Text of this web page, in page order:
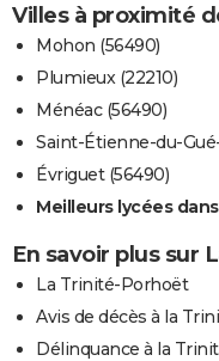
Villes à proximité
Mohon (56490)
Plumieux (22210)
Ménéac (56490)
Saint-Étienne-du-
Évriguet (56490)
Meilleurs lycées
En savoir plus sur
La Trinité-Porhoët
Avis de décès à la
Délinquance à la